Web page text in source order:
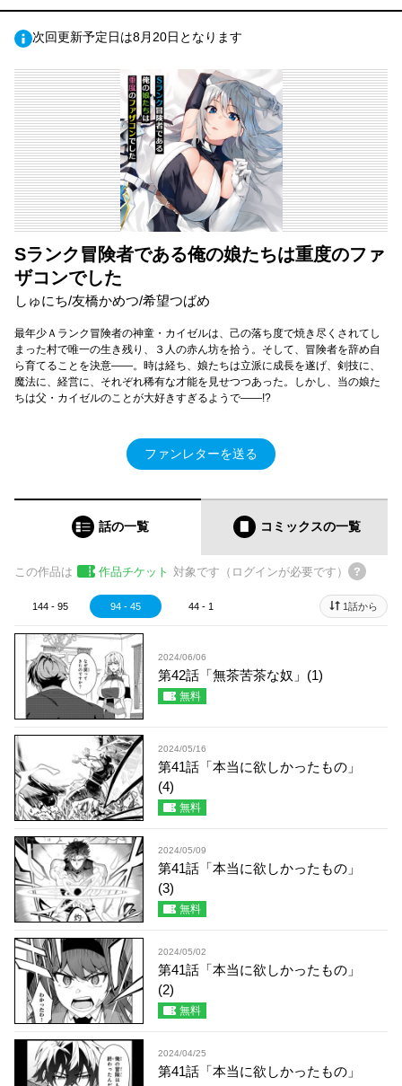
次回更新予定日は8月20日となります
Sランク冒険者である俺の娘たちは重度のファ
ザコンでした
しゅにち/友橋かめつ/希望つばめ
最年少Ａランク冒険者の神童・カイゼルは、己の落ち度で焼き尽くされてし
まった村で唯一の生き残り、３人の赤ん坊を拾う。そして、冒険者を辞め自
ら育てることを決意――。時は経ち、娘たちは立派に成長を遂げ、剣技に、
魔法に、経営に、それぞれ稀有な才能を見せつつあった。しかし、当の娘た
ちは父・カイゼルのことが大好きすぎるようで――!?
ファンレターを送る
話の一覧 コミックスの一覧
この作品は 作品チケット 対象です（ログインが必要です）
144 - 95 94 - 45 44 - 1 1話から
2024/06/06
第42話「無茶苦茶な奴」(1)
無料
2024/05/16
第41話「本当に欲しかったもの」
(4)
無料
2024/05/09
第41話「本当に欲しかったもの」
(3)
無料
2024/05/02
第41話「本当に欲しかったもの」
(2)
無料
2024/04/25
第41話「本当に欲しかったもの」